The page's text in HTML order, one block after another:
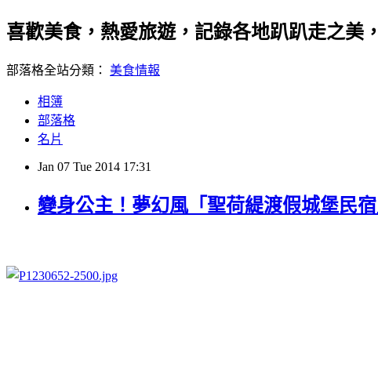
喜歡美食，熱愛旅遊，記錄各地趴趴走之美
部落格全站分類： 美食情報
相簿
部落格
名片
Jan 07 Tue 2014 17:31
變身公主！夢幻風「聖荷緹渡假城堡民宿